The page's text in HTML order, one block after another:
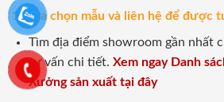
1. Lựa chọn mẫu và liên hệ để được
Tìm địa điểm showroom gần nhất
tư vấn chi tiết. Xem ngay Danh
Xưởng sản xuất tại đây